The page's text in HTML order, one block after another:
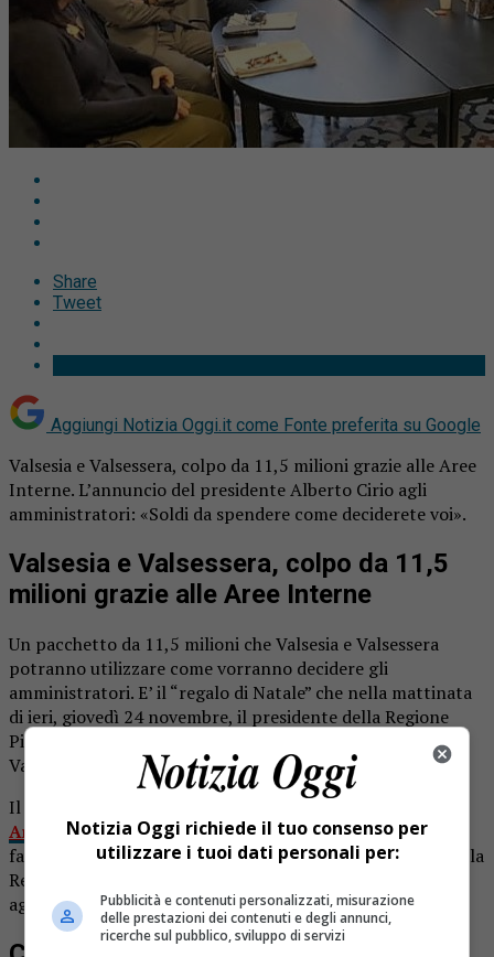
Share
Tweet
Aggiungi Notizia Oggi.it come Fonte preferita su Google
Valsesia e Valsessera, colpo da 11,5 milioni grazie alle Aree
Interne. L’annuncio del presidente Alberto Cirio agli
amministratori: «Soldi da spendere come deciderete voi».
Valsesia e Valsessera, colpo da 11,5
milioni grazie alle Aree Interne
Un pacchetto da 11,5 milioni che Valsesia e Valsessera
potranno utilizzare come vorranno decidere gli
amministratori. E’ il “regalo di Natale” che nella mattinata
di ieri, giovedì 24 novembre, il presidente della Regione
Piemonte Alberto Cirio ha annunciato ai sindaci riuniti a
Varallo.
Il tesoretto
Aree Interne, una misura che consente finanziamenti a
favore di un determinato territorio e che raduna fondi della
Regione, del Fondo sociale europeo e del Fondo europeo
agricolo per lo sviluppo rurale.
Notizia Oggi richiede il tuo consenso per
utilizzare i tuoi dati personali per:
Pubblicità e contenuti personalizzati, misurazione
delle prestazioni dei contenuti e degli annunci,
ricerche sul pubblico, sviluppo di servizi